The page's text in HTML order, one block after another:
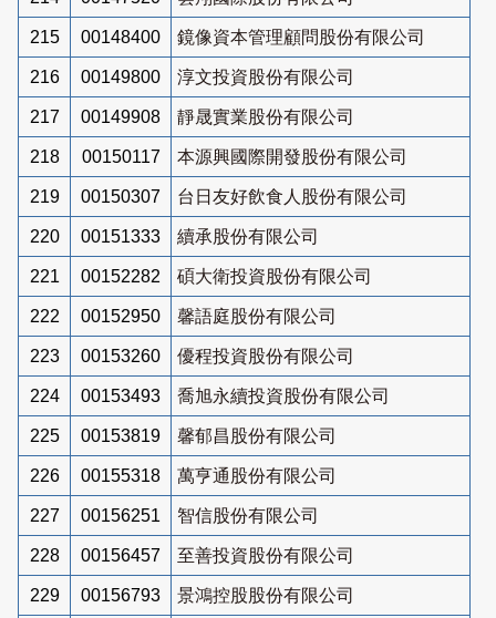
215 00148400 鏡像資本管理顧問股份有限公司
216 00149800 淳文投資股份有限公司
217 00149908 靜晟實業股份有限公司
218 00150117 本源興國際開發股份有限公司
219 00150307 台日友好飲食人股份有限公司
220 00151333 續承股份有限公司
221 00152282 碩大衛投資股份有限公司
222 00152950 馨語庭股份有限公司
223 00153260 優程投資股份有限公司
224 00153493 喬旭永續投資股份有限公司
225 00153819 馨郁昌股份有限公司
226 00155318 萬亨通股份有限公司
227 00156251 智信股份有限公司
228 00156457 至善投資股份有限公司
229 00156793 景鴻控股股份有限公司